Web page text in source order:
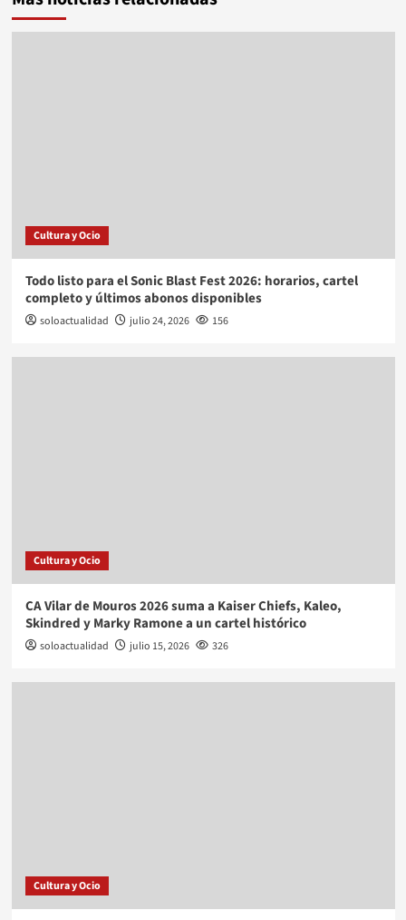
Cultura y Ocio
Todo listo para el Sonic Blast Fest 2026: horarios, cartel
completo y últimos abonos disponibles
soloactualidad julio 24, 2026 156
Cultura y Ocio
CA Vilar de Mouros 2026 suma a Kaiser Chiefs, Kaleo,
Skindred y Marky Ramone a un cartel histórico
soloactualidad julio 15, 2026 326
Cultura y Ocio